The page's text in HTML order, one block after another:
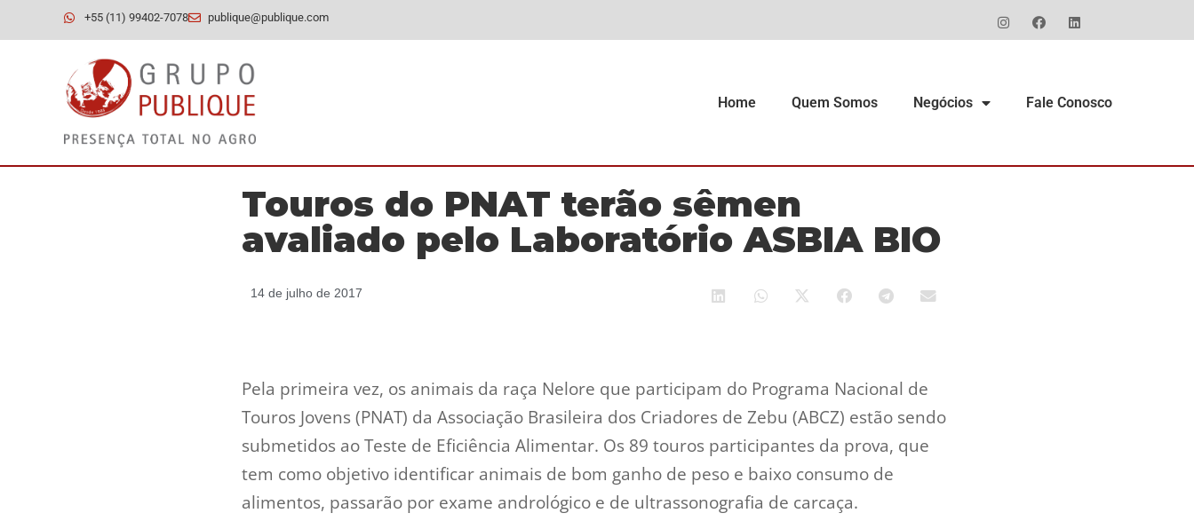
+55 (11) 99402-7078 publique@publique.com
Home Quem Somos Negócios Fale Conosco
Touros do PNAT terão sêmen
avaliado pelo Laboratório ASBIA BIO
14 de julho de 2017
Pela primeira vez, os animais da raça Nelore que participam do Programa Nacional de
Touros Jovens (PNAT) da Associação Brasileira dos Criadores de Zebu (ABCZ) estão sendo
submetidos ao Teste de Eficiência Alimentar. Os 89 touros participantes da prova, que
tem como objetivo identificar animais de bom ganho de peso e baixo consumo de
alimentos, passarão por exame andrológico e de ultrassonografia de carcaça.